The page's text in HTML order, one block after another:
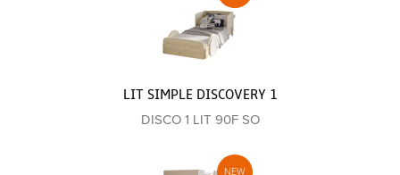
LIT SIMPLE DISCOVERY 1
DISCO 1 LIT 90F SO